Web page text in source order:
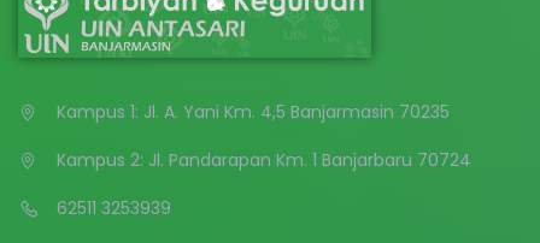
Kampus 1: Jl. A. Yani Km. 4,5 Banjarmasin 70235
Kampus 2: Jl. Pandarapan Km. 1 Banjarbaru 70724
62511 3253939